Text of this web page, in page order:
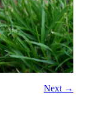
Next →